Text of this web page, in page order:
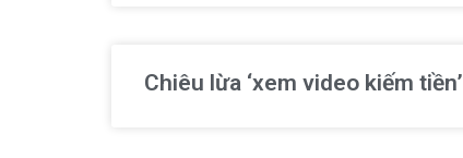
Chiêu lừa ‘xem video kiếm tiền’